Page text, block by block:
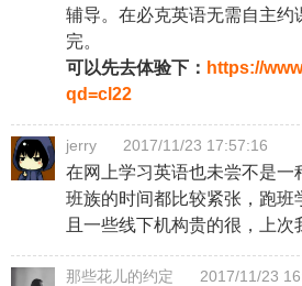
辅导。在必克英语无需自主约
完。
可以先去体验下： https://
qd=cl22
jerry 2017/11/23 17:57:16
在网上学习英语也未尝不是一
班族的时间都比较紧张，跑班
且一些线下机构贵的很，上次
那些花儿的约定 2017/11/23